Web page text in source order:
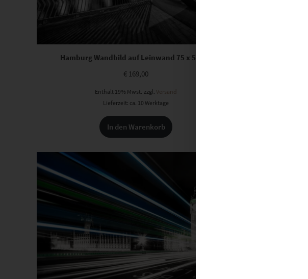
Hamburg Wandbild auf Leinwand 75 x 50 cm
€ 169,00
Enthält 19% Mwst. zzgl.Versand
Lieferzeit: ca. 10 Werktage
In den Warenkorb